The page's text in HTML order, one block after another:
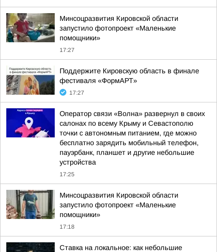
Минсоцразвития Кировской области
запустило фотопроект «Маленькие
помощники»
17:27
Поддержите Кировскую область в финале
фестиваля «ФормАРТ»
17:27
Оператор связи «Волна» развернул в своих
салонах по всему Крыму и Севастополю
точки с автономным питанием, где можно
бесплатно зарядить мобильный телефон,
пауэрбанк, планшет и другие небольшие
устройства
17:25
Минсоцразвития Кировской области
запустило фотопроект «Маленькие
помощники»
17:18
Ставка на локальное: как небольшие